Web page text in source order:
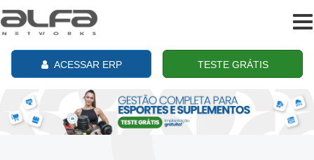
ACESSAR ERP TESTE GRÁTIS